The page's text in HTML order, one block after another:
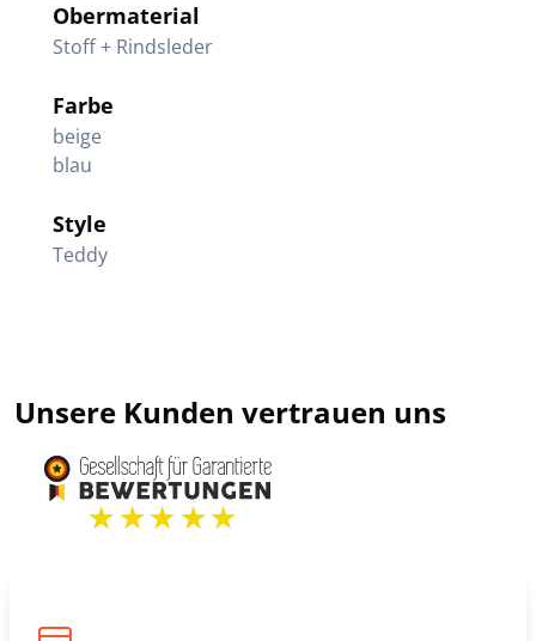
Obermaterial
Stoff + Rindsleder
Farbe
beige
blau
Style
Teddy
Unsere Kunden vertrauen uns